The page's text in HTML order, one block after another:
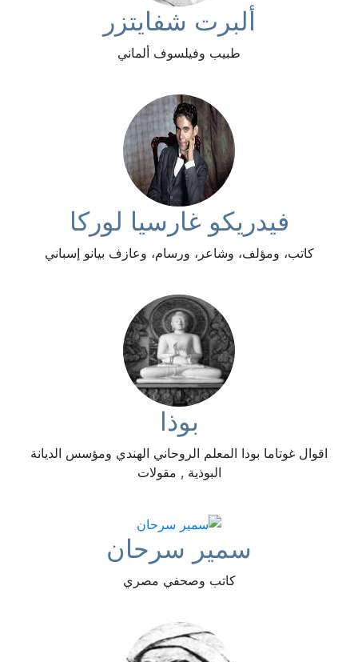
ألبرت شفايتزر
طبيب وفيلسوف ألماني
فيدريكو غارسيا لوركا
كاتب، ومؤلف، وشاعر، ورسام، وعازف بيانو إسباني
بوذا
اقوال غوتاما بودا المعلم الروحاني الهندي ومؤسس الديانة
البوذية , مقولات
سمير سرحان
كاتب وصحفي مصري